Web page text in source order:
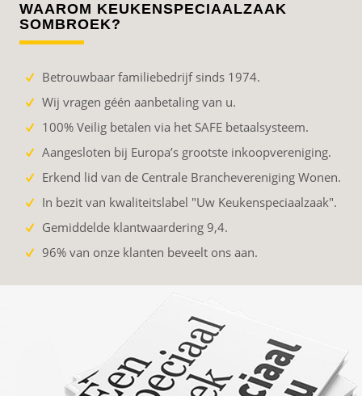
WAAROM KEUKENSPECIAALZAAK
SOMBROEK?
Betrouwbaar familiebedrijf sinds 1974.
Wij vragen géén aanbetaling van u.
100% Veilig betalen via het SAFE betaalsysteem.
Aangesloten bij Europa’s grootste inkoopvereniging.
Erkend lid van de Centrale Branchevereniging Wonen.
In bezit van kwaliteitslabel "Uw Keukenspeciaalzaak".
Gemiddelde klantwaardering 9,4.
96% van onze klanten beveelt ons aan.